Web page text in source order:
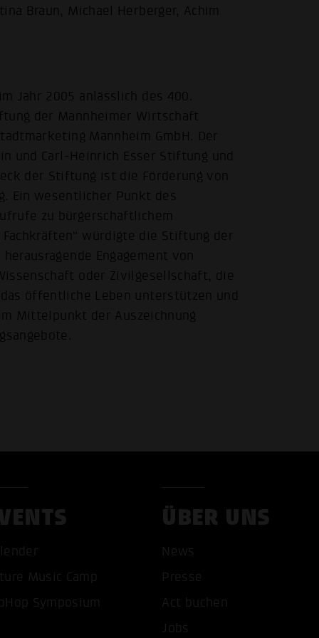
Braun, Michael Herberger, Achim
Jahr 2005 anlässlich des 400.
der Mannheimer Wirtschaft
Mannheim GmbH. Der
und Carl-Heinrich Esser Stiftung und
der Stiftung ist die Förderung von
Ein wesentlicher Punkt des
zu bürgerschaftlichem
würdigte die Stiftung der
Engagement von
oder Zivilgesellschaft, die
öffentliche Leben unterstützen und
Mittelpunkt der Auszeichnung
Music Camp
Symposium
ÜBER UNS
News
Presse
Act buchen
Jobs